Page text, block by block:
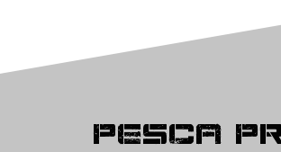
Pesca